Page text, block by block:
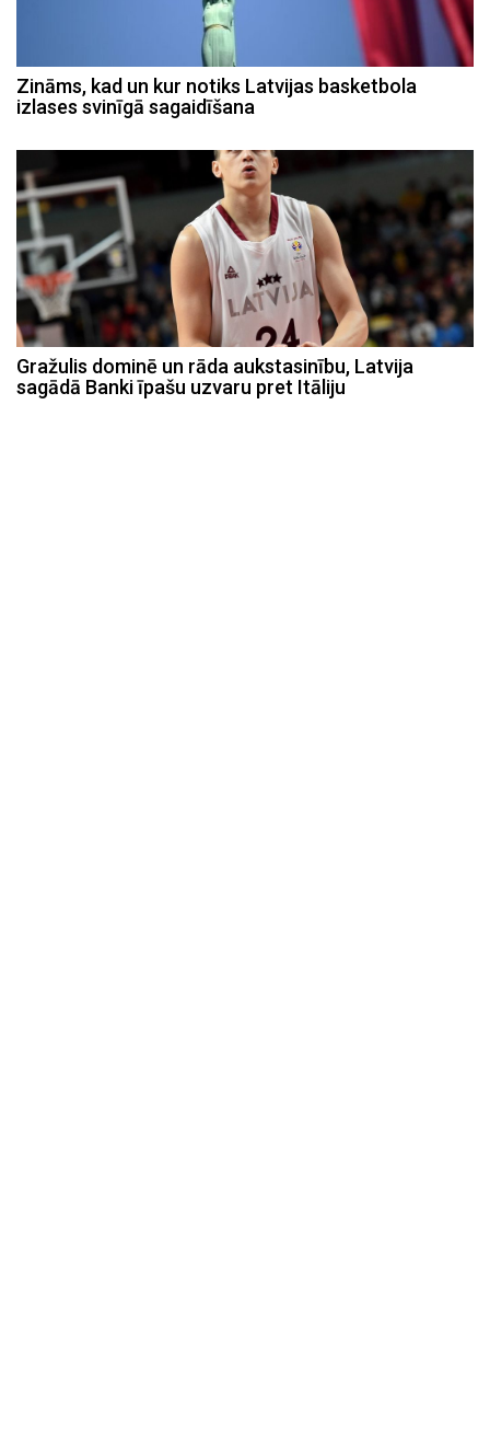
Zināms, kad un kur notiks Latvijas basketbola
izlases svinīgā sagaidīšana
Gražulis dominē un rāda aukstasinību, Latvija
sagādā Banki īpašu uzvaru pret Itāliju